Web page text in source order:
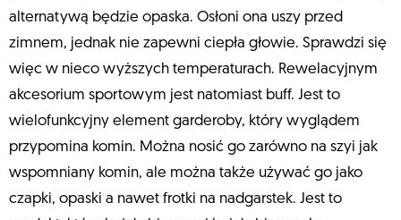
alternatywą będzie opaska. Osłoni ona uszy przed
zimnem, jednak nie zapewni ciepła głowie. Sprawdzi się
więc w nieco wyższych temperaturach. Rewelacyjnym
akcesorium sportowym jest natomiast buff. Jest to
wielofunkcyjny element garderoby, który wyglądem
przypomina komin. Można nosić go zarówno na szyi jak
wspomniany komin, ale można także używać go jako
czapki, opaski a nawet frotki na nadgarstek. Jest to